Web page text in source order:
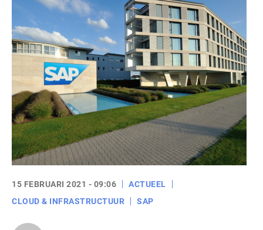
15 FEBRUARI 2021 - 09:06
ACTUEEL
CLOUD & INFRASTRUCTUUR
SAP